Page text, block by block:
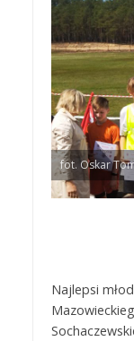
fot. Oskar
Najlepsi